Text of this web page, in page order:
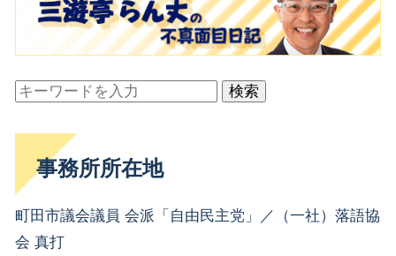
検索
事務所所在地
町田市議会議員 会派「自由民主党」／（一社）落語協
会 真打